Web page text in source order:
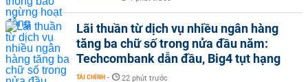
Lãi thuần từ dịch vụ nhiều ngân hàng
tăng ba chữ số trong nửa đầu năm:
Techcombank dẫn đầu, Big4 tụt hạng
TÀI CHÍNH - 22 phút trước